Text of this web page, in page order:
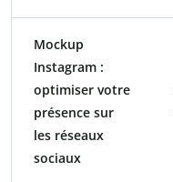
Mockup
Instagram :
optimiser votre
présence sur
les réseaux
sociaux